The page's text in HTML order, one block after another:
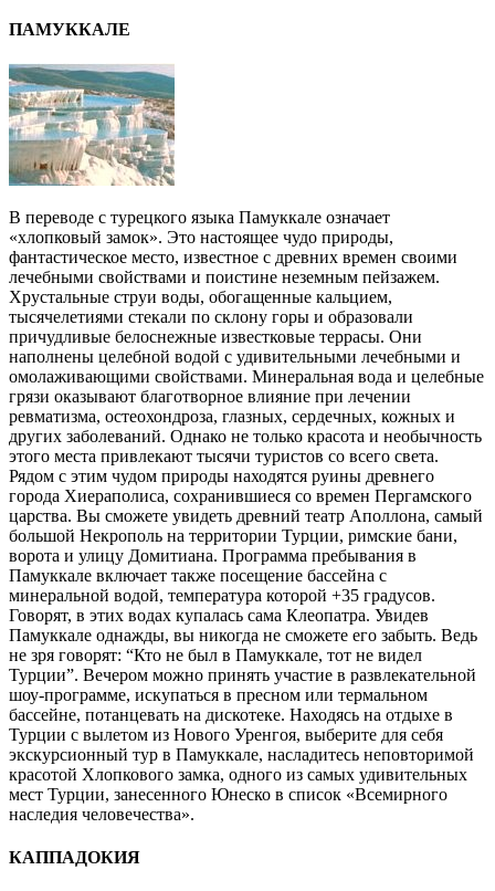
ПАМУККАЛЕ
В переводе с турецкого языка Памуккале означает
«хлопковый замок». Это настоящее чудо природы,
фантастическое место, известное с древних времен своими
лечебными свойствами и поистине неземным пейзажем.
Хрустальные струи воды, обогащенные кальцием,
тысячелетиями стекали по склону горы и образовали
причудливые белоснежные известковые террасы. Они
наполнены целебной водой с удивительными лечебными и
омолаживающими свойствами. Минеральная вода и целебные
грязи оказывают благотворное влияние при лечении
ревматизма, остеохондроза, глазных, сердечных, кожных и
других заболеваний. Однако не только красота и необычность
этого места привлекают тысячи туристов со всего света.
Рядом с этим чудом природы находятся руины древнего
города Хиераполиса, сохранившиеся со времен Пергамского
царства. Вы сможете увидеть древний театр Аполлона, самый
большой Некрополь на территории Турции, римские бани,
ворота и улицу Домитиана. Программа пребывания в
Памуккале включает также посещение бассейна с
минеральной водой, температура которой +35 градусов.
Говорят, в этих водах купалась сама Клеопатра. Увидев
Памуккале однажды, вы никогда не сможете его забыть. Ведь
не зря говорят: “Кто не был в Памуккале, тот не видел
Турции”. Вечером можно принять участие в развлекательной
шоу-программе, искупаться в пресном или термальном
бассейне, потанцевать на дискотеке. Находясь на отдыхе в
Турции с вылетом из Нового Уренгоя, выберите для себя
экскурсионный тур в Памуккале, насладитесь неповторимой
красотой Хлопкового замка, одного из самых удивительных
мест Турции, занесенного Юнеско в список «Всемирного
наследия человечества».
КАППАДОКИЯ